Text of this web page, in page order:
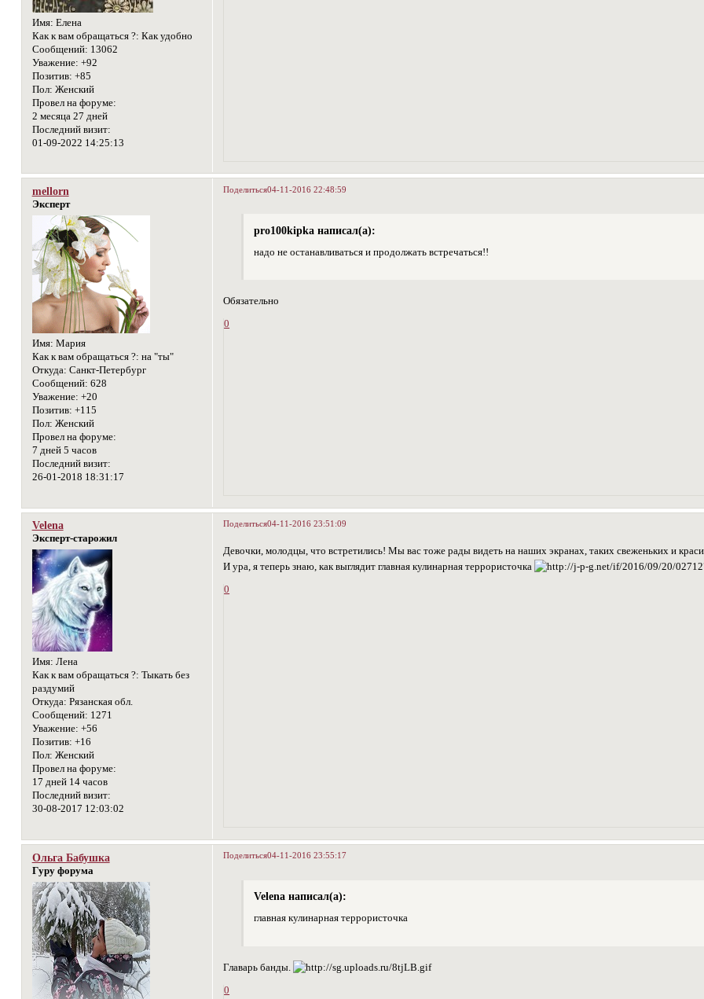
Имя: Елена
Как к вам обращаться ?: Как удобно
Сообщений: 13062
Уважение: +92
Позитив: +85
Пол: Женский
Провел на форуме:
2 месяца 27 дней
Последний визит:
01-09-2022 14:25:13
Поделиться04-11-2016 22:48:59
mellorn
Эксперт
Имя: Мария
Как к вам обращаться ?: на "ты"
Откуда: Санкт-Петербург
Сообщений: 628
Уважение: +20
Позитив: +115
Пол: Женский
Провел на форуме:
7 дней 5 часов
Последний визит:
26-01-2018 18:31:17
pro100kipka написал(а):
надо не останавливаться и продолжать встречаться!!
Обязательно
0
Поделиться04-11-2016 23:51:09
Velena
Эксперт-старожил
Имя: Лена
Как к вам обращаться ?: Тыкать без
раздумий
Откуда: Рязанская обл.
Сообщений: 1271
Уважение: +56
Позитив: +16
Пол: Женский
Провел на форуме:
17 дней 14 часов
Последний визит:
30-08-2017 12:03:02
Девочки, молодцы, что встретились! Мы вас тоже рады видеть на наших экранах, таких свеженьких и
И ура, я теперь знаю, как выглядит главная кулинарная террористочка
0
Поделиться04-11-2016 23:55:17
Ольга Бабушка
Гуру форума
Velena написал(а):
главная кулинарная террористочка
Главарь банды.
0